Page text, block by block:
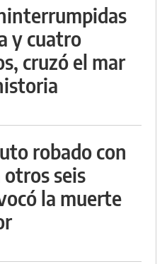
y cuatro
cruzó el mar
robado con
otros seis
la muerte